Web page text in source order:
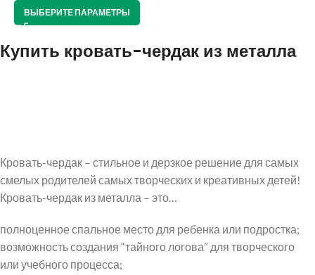
из
ВЫБЕРИТЕ ПАРАМЕТРЫ
Купить кровать-чердак из металла
Кровать-чердак – стильное и дерзкое решение для самых
смелых родителей самых творческих и креативных детей!
Кровать-чердак из металла – это…
полноценное спальное место для ребенка или подростка;
возможность создания “тайного логова” для творческого
или учебного процесса;